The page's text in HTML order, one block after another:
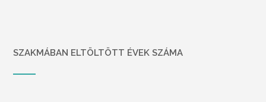
SZAKMÁBAN ELTÖLTÖTT ÉVEK SZÁMA